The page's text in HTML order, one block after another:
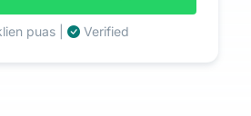
puas | Verified